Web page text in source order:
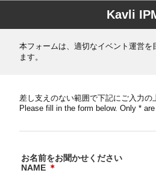
Kavli
本フォームは、適切なイベント運営
ます。
差し支えのない範囲で下記にご入力の
Please fill in the form below. Only *
お名前をお聞かせください
NAME ＊